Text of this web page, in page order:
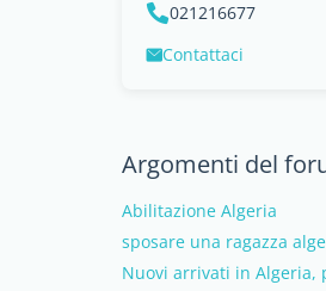
021216677
Contattaci
Argomenti del
Abilitazione Algeria
sposare una ragazza
Nuovi arrivati in Algeria,